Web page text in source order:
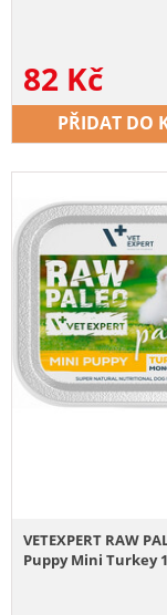
82 Kč
PŘIDAT DO
VETEXPERT RAW
Puppy Mini Turkey